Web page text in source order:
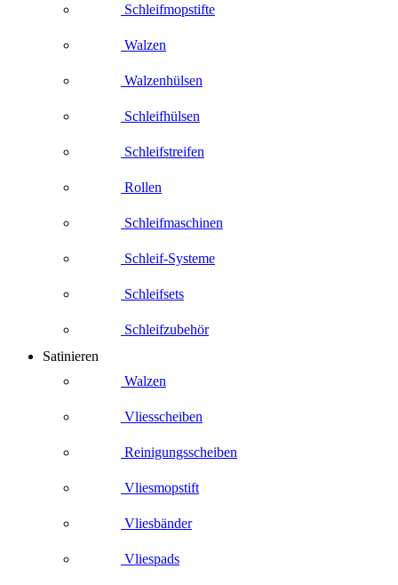
Schleifmopstifte
Walzen
Walzenhülsen
Schleifhülsen
Schleifstreifen
Rollen
Schleifmaschinen
Schleif-Systeme
Schleifsets
Schleifzubehör
Satinieren
Walzen
Vliesscheiben
Reinigungsscheiben
Vliesmopstift
Vliesbänder
Vliespads